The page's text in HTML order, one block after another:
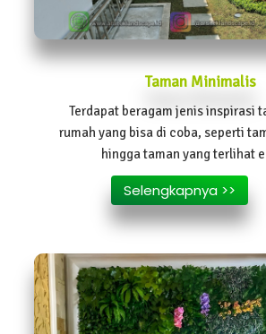
Taman Minimalis
Terdapat beragam jenis inspirasi
rumah yang bisa di coba, seperti
hingga taman yang terlihat
Selengkapnya >>